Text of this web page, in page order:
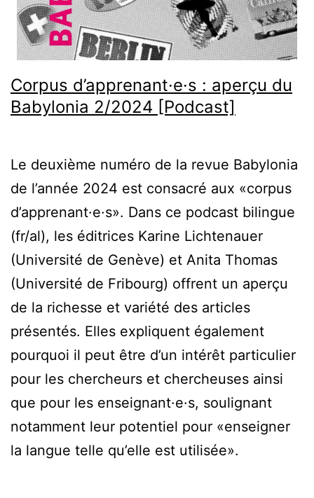
Corpus d’apprenant·e·s : aperçu du
Babylonia 2/2024 [Podcast]
Le deuxième numéro de la revue Babylonia
de l’année 2024 est consacré aux «corpus
d’apprenant·e·s». Dans ce podcast bilingue
(fr/al), les éditrices Karine Lichtenauer
(Université de Genève) et Anita Thomas
(Université de Fribourg) offrent un aperçu
de la richesse et variété des articles
présentés. Elles expliquent également
pourquoi il peut être d’un intérêt particulier
pour les chercheurs et chercheuses ainsi
que pour les enseignant·e·s, soulignant
notamment leur potentiel pour «enseigner
la langue telle qu’elle est utilisée».